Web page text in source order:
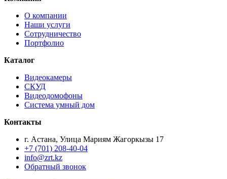
О компании
Наши услуги
Сотрудничество
Портфолио
Каталог
Видеокамеры
СКУД
Видеодомофоны
Система умный дом
Контакты
г. Астана, Улица Мариям Жагоркызы 17
+7 (701) 208-40-04
info@zrt.kz
Обратный звонок